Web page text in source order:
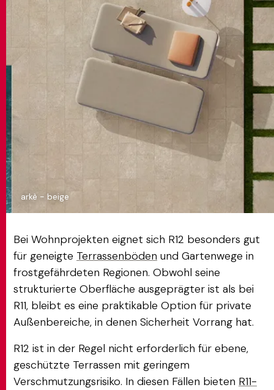
arkè - beige
Bei Wohnprojekten eignet sich R12 besonders gut
für geneigte Terrassenböden und Gartenwege in
frostgefährdeten Regionen. Obwohl seine
strukturierte Oberfläche ausgeprägter ist als bei
R11, bleibt es eine praktikable Option für private
Außenbereiche, in denen Sicherheit Vorrang hat.
R12 ist in der Regel nicht erforderlich für ebene,
geschützte Terrassen mit geringem
Verschmutzungsrisiko. In diesen Fällen bieten R11-